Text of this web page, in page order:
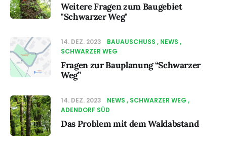
Weitere Fragen zum Baugebiet
"Schwarzer Weg"
14. DEZ. 2023 BAUAUSCHUSS
NEWS
SCHWARZER WEG
Fragen zur Bauplanung “Schwarzer
Weg”
14. DEZ. 2023 NEWS
SCHWARZER WEG
ADENDORF SÜD
Das Problem mit dem Waldabstand